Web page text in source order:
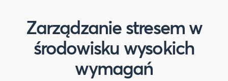
Zarządzanie stresem w
środowisku wysokich
wymagań